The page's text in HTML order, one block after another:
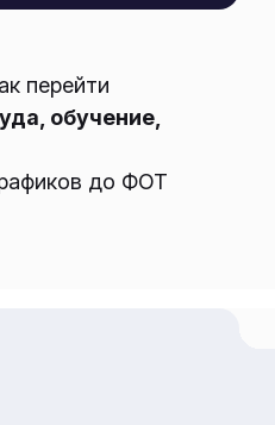
перейти
обучение,
до ФОТ